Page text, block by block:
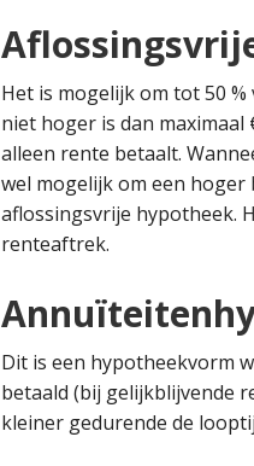
Het is mogelijk om tot 50
niet hoger is dan maximaal
alleen rente betaalt.
wel mogelijk om een hoger
aflossingsvrije hypotheek.
renteaftrek.
Dit is een hypotheekvorm
betaald (bij gelijkblijvende
kleiner gedurende de